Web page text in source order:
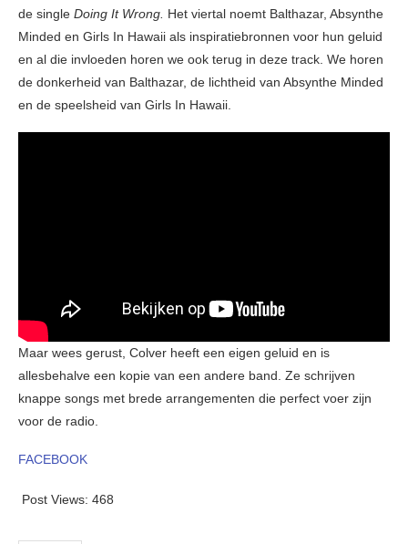
de single Doing It Wrong. Het viertal noemt Balthazar, Absynthe
Minded en Girls In Hawaii als inspiratiebronnen voor hun geluid
en al die invloeden horen we ook terug in deze track. We horen
de donkerheid van Balthazar, de lichtheid van Absynthe Minded
en de speelsheid van Girls In Hawaii.
Maar wees gerust, Colver heeft een eigen geluid en is
allesbehalve een kopie van een andere band. Ze schrijven
knappe songs met brede arrangementen die perfect voer zijn
voor de radio.
FACEBOOK
Post Views: 468